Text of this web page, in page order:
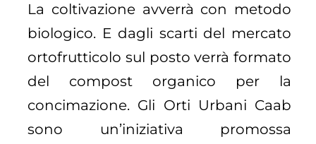
La coltivazione avverrà con metodo
biologico. E dagli scarti del mercato
ortofrutticolo sul posto verrà formato
del compost organico per la
concimazione. Gli Orti Urbani Caab
sono un’iniziativa promossa